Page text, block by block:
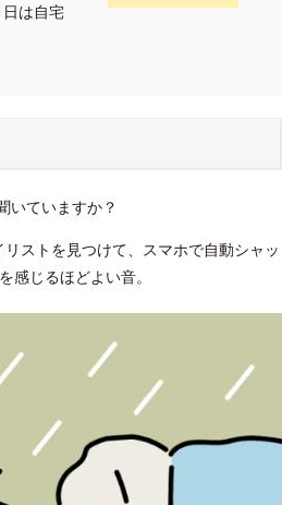
は自宅
いていますか？
ストを見つけて、スマホで自動シャッ
じるほどよい音。